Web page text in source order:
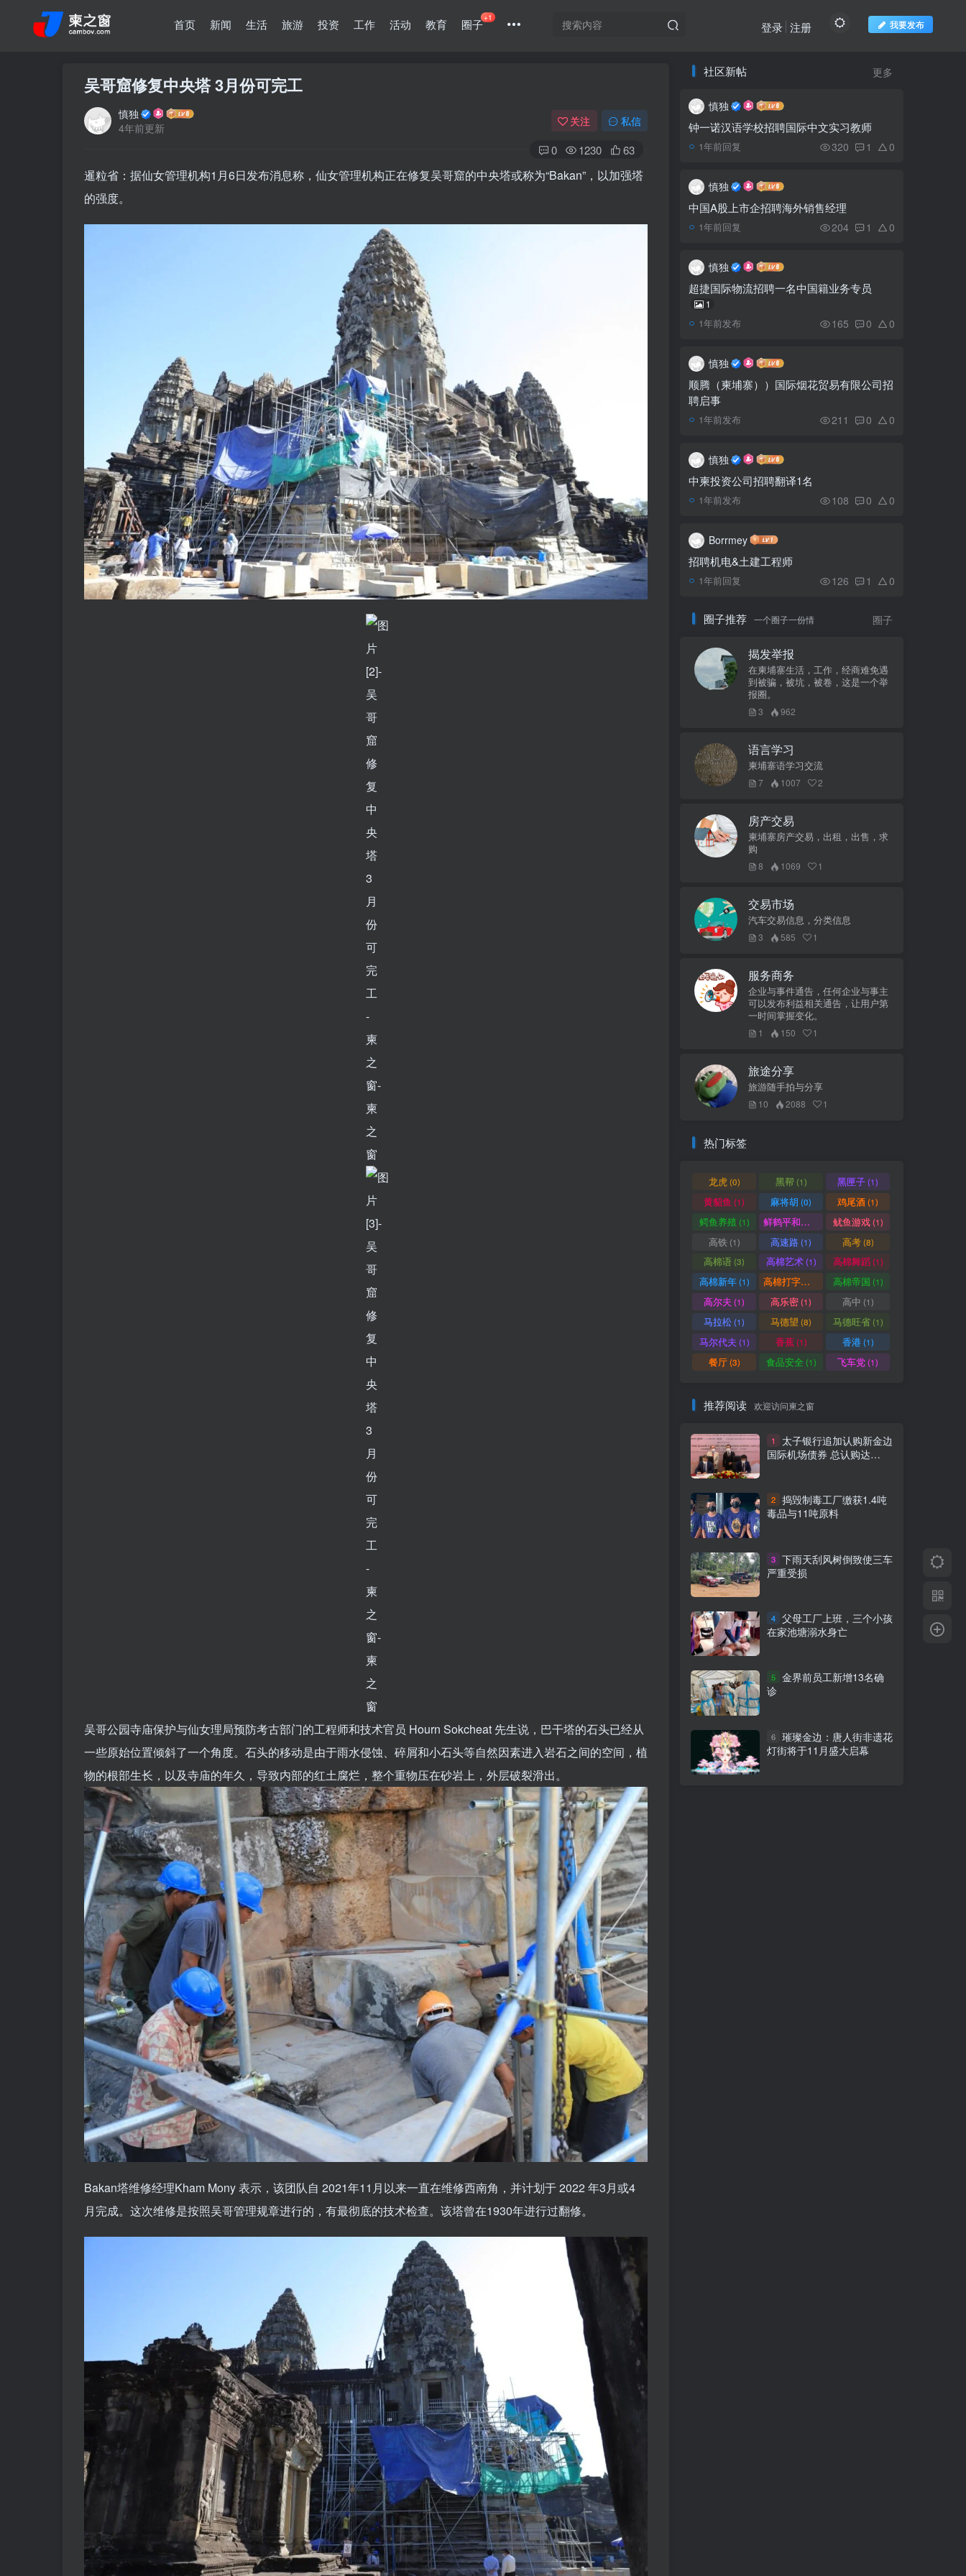
首页 新闻 生活 旅游 投资 工作 活动 教育 圈子+1
我要发布
登录 注册
吴哥窟修复中央塔 3月份可完工
慎独
4年前更新
关注 私信
0 1230 63
暹粒省：据仙女管理机构1月6日发布消息称，仙女管理机构正在修复吴哥窟的中央塔或称为“Bakan”，以加强塔
的强度。
吴哥公园寺庙保护与仙女理局预防考古部门的工程师和技术官员 Hourn Sokcheat 先生说，巴干塔的石头已经从
一些原始位置倾斜了一个角度。石头的移动是由于雨水侵蚀、碎屑和小石头等自然因素进入岩石之间的空间，植
物的根部生长，以及寺庙的年久，导致内部的红土腐烂，整个重物压在砂岩上，外层破裂滑出。
Bakan塔维修经理Kham Mony 表示，该团队自 2021年11月以来一直在维修西南角，并计划于 2022 年3月或4
月完成。这次维修是按照吴哥管理规章进行的，有最彻底的技术检查。该塔曾在1930年进行过翻修。
推荐阅读
1 太子银行追加认购新金边
国际机场债券 总认购达
5000万美元
毒品与11吨原料
下雨天刮风树倒致使三车
4 父母工厂上班，三个小孩
诊
灯街将于11月盛大启幕
社区新帖 更多
慎独
钟一诺汉语学校招聘国际中文实习教师
1年前回复 320 1 0
慎独
中国A股上市企招聘海外销售经理
1年前回复 204 1 0
慎独
超捷国际物流招聘一名中国籍业务专员
1
1年前发布 165 0 0
慎独
顺腾（柬埔寨））国际烟花贸易有限公司招
聘启事
1年前发布 211 0 0
慎独
中柬投资公司招聘翻译1名
1年前发布 108 0 0
Borrmey
招聘机电&土建工程师
1年前回复 126 1 0
圈子推荐 一个圈子一份情 圈子
揭发举报
在柬埔寨生活，工作，经商难免遇
到被骗，被坑，被卷，这是一个举
报圈。
3 962
语言学习
柬埔寨语学习交流
7 1007 2
房产交易
柬埔寨房产交易，出租，出售，求
购
8 1069 1
交易市场
汽车交易信息，分类信息
3 585 1
服务商务
企业与事件通告，任何企业与事主
可以发布利益相关通告，让用户第
一时间掌握变化。
1 150 1
旅途分享
旅游随手拍与分享
10 2088 1
热门标签
龙虎(0) 黑帮(1) 黑匣子(1)
黄貂鱼 (1) 麻将胡 (0) 鸡尾酒(1)
鳄鱼养殖 (1) 鲜鹤平和赏 鱿鱼游戏(1)
高铁(1) 高速路(1) 高考(8)
高棉语 (3) 高棉艺术(1) 高棉舞蹈(1)
高棉新年(1) 高棉打字机 高棉帝国 (1)
高尔夫 (1) 高乐密(1) 高中 (1)
马拉松(1) 马德望 (8) 马德旺省(1)
马尔代夫 (1) 香蕉(1) 香港(1)
餐厅(3) 食品安全(1) 飞车党(1)
推荐阅读 欢迎访问柬之窗
1
太子银行追加认购新金边
国际机场债券 总认购达
2 捣毁制毒工厂缴获1.4吨
毒品与11吨原料
3 下雨天刮风树倒致使三车
严重受损
4 父母工厂上班，三个小孩
在家池塘溺水身亡
5 金界前员工新增13名确
诊
6 璀璨金边：唐人街非遗花
灯街将于11月盛大启幕